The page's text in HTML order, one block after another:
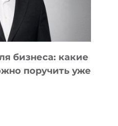
бизнеса: какие
поручить уже